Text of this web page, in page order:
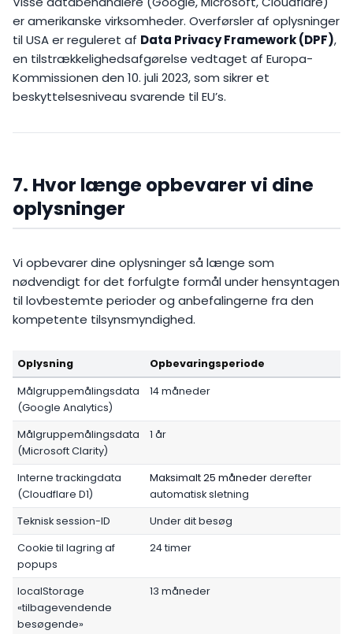
er amerikanske virksomheder. Overførsler af oplysninger
til USA er reguleret af Data Privacy Framework (DPF),
en tilstrækkelighedsafgørelse vedtaget af Europa-
Kommissionen den 10. juli 2023, som sikrer et
beskyttelsesniveau svarende til EU’s.
7. Hvor længe opbevarer vi dine
oplysninger
Vi opbevarer dine oplysninger så længe som
nødvendigt for det forfulgte formål under hensyntagen
til lovbestemte perioder og anbefalingerne fra den
kompetente tilsynsmyndighed.
Oplysning Opbevaringsperiode
Målgruppemålingsdata
(Google Analytics)
14 måneder
Målgruppemålingsdata
(Microsoft Clarity)
1 år
Interne trackingdata
(Cloudflare D1)
Maksimalt 25 månederderefter
automatisk sletning
Teknisk session-ID
Under dit besøg
Cookie til lagring af
popups
24 timer
localStorage
«tilbagevendende
besøgende»
13 måneder